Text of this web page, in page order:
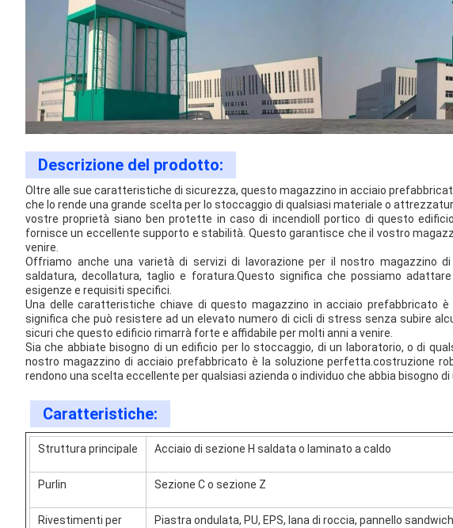
Descrizione del prodotto:
Oltre alle sue caratteristiche di sicurezza, questo magazzino in acciaio
che lo rende una grande scelta per lo stoccaggio di qualsiasi materiale o
vostre proprietà siano ben protette in caso di incendioIl portico di questo
fornisce un eccellente supporto e stabilità. Questo garantisce che il vostro
venire.
Offriamo anche una varietà di servizi di lavorazione per il nostro magazzino
saldatura, decollatura, taglio e foratura.Questo significa che possiamo
esigenze e requisiti specifici.
Una delle caratteristiche chiave di questo magazzino in acciaio prefabbricato
significa che può resistere ad un elevato numero di cicli di stress senza subire
sicuri che questo edificio rimarrà forte e affidabile per molti anni a venire.
Sia che abbiate bisogno di un edificio per lo stoccaggio, di un laboratorio, o di
nostro magazzino di acciaio prefabbricato è la soluzione perfetta.costruzione
rendono una scelta eccellente per qualsiasi azienda o individuo che abbia bisogno
Caratteristiche:
Struttura principale Acciaio di sezione H saldata o laminato a caldo
Purlin Sezione C o sezione Z
Rivestimenti per Piastra ondulata, PU, EPS, lana di roccia, pannello